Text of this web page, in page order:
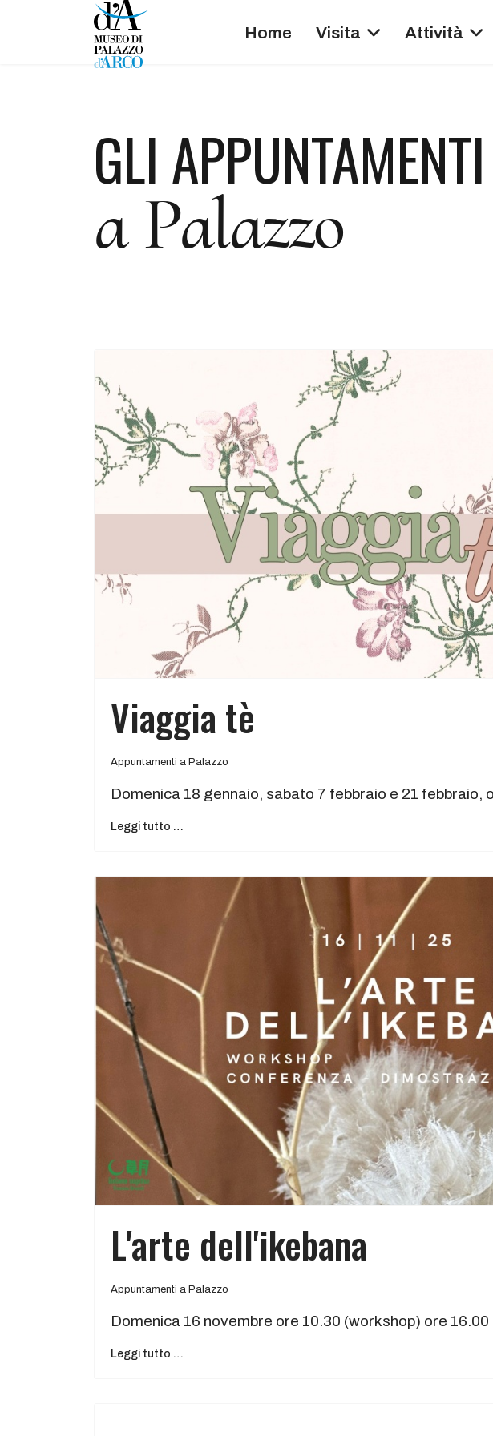
Home Visita Attività
GLI APPUNTAMENTI
a Palazzo
Viaggia tè
Appuntamenti a Palazzo
Domenica 18 gennaio, sabato 7 febbraio e 21 febbraio,
Leggi tutto …
L'arte dell'ikebana
Appuntamenti a Palazzo
Domenica 16 novembre ore 10.30 (workshop) ore
Leggi tutto …